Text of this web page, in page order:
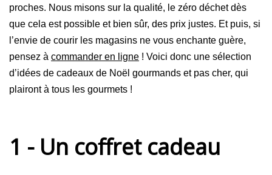
proches. Nous misons sur la qualité, le zéro déchet dès
que cela est possible et bien sûr, des prix justes. Et puis, si
l’envie de courir les magasins ne vous enchante guère,
pensez à commander en ligne ! Voici donc une sélection
d’idées de cadeaux de Noël gourmands et pas cher, qui
plairont à tous les gourmets !
1 - Un coffret cadeau